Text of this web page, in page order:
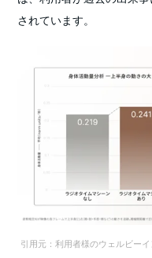
されています。
引用元：利用者様のウェルビー